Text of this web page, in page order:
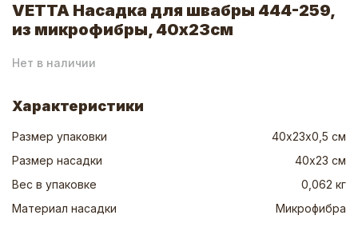
VETTA Насадка для швабры 444-259,
из микрофибры, 40x23см
Нет в наличии
Характеристики
Размер упаковки
40х23х0,5 см
Размер насадки
40х23 см
Вес в упаковке
0,062 кг
Материал насадки
Микрофибра